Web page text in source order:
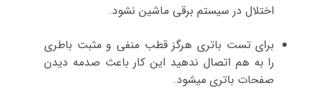
اختلال در سیستم برقی ماشین نشود.
برای تست باتری هرگز قطب منفی و مثبت باطری
را به هم اتصال ندهید این کار باعث صدمه دیدن
صفحات باتری میشود.